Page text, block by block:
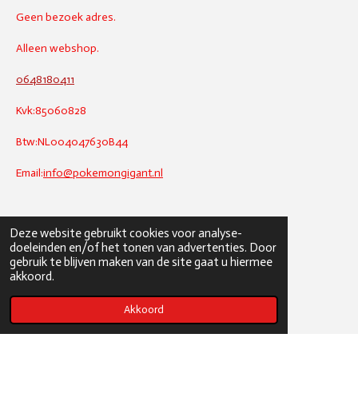
Deze website gebruikt cookies voor analyse-
doeleinden en/of het tonen van advertenties. Door
gebruik te blijven maken van de site gaat u hiermee
akkoord.
Akkoord
Geen bezoek adres.
Alleen webshop.
0648180411
Kvk:85060828
Btw:NL004047630B44
Email:info@pokemongigant.nl